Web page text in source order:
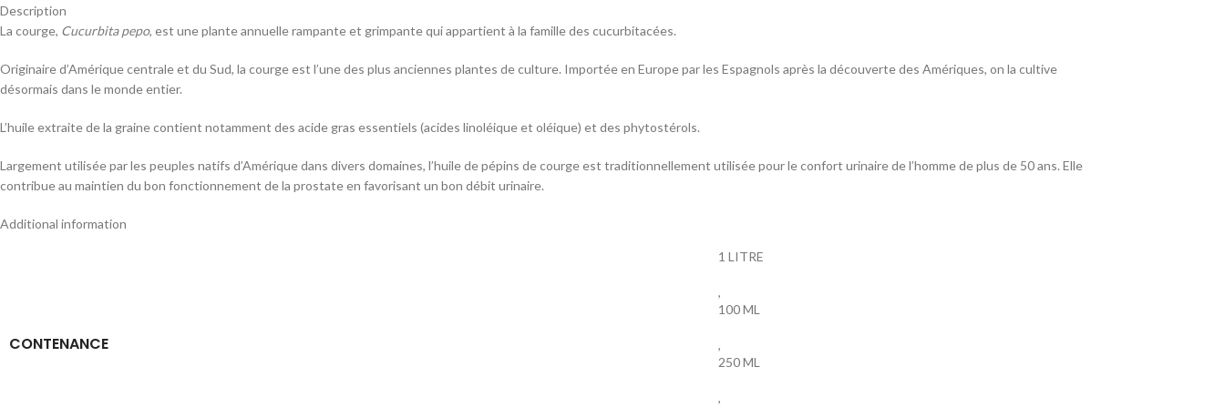
Description
La courge, Cucurbita pepo, est une plante annuelle rampante et grimpante qui appartient à la famille des cucurbitacées.
Originaire d’Amérique centrale et du Sud, la courge est l’une des plus anciennes plantes de culture. Importée en Europe par les Espagnols après la découverte des Amériques, on la cultive
désormais dans le monde entier.
L’huile extraite de la graine contient notamment des acide gras essentiels (acides linoléique et oléique) et des phytostérols.
Largement utilisée par les peuples natifs d’Amérique dans divers domaines, l’huile de pépins de courge est traditionnellement utilisée pour le confort urinaire de l’homme de plus de 50 ans. Elle
contribue au maintien du bon fonctionnement de la prostate en favorisant un bon débit urinaire.
Additional information
CONTENANCE
1 LITRE
,
100 ML
,
250 ML
,